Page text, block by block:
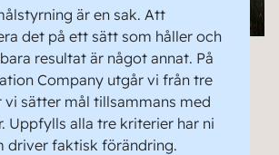
är en sak. Att
det på ett sätt som håller och
resultat är något annat. På
Company utgår vi från tre
vi sätter mål tillsammans med
Uppfylls alla tre kriterier har ni
driver faktisk förändring.